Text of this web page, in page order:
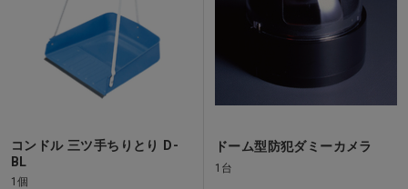
コンドル 三ツ手ちりとり D-
BL
1個
ドーム型防犯ダミーカメラ
1台